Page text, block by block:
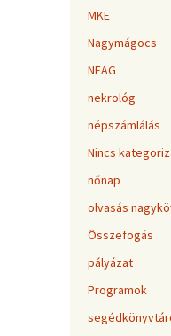
MKE
Nagymágocs
NEAG
nekrológ
népszámlálás
Nincs
nőnap
olvasás
Összefogás
pályázat
Programok